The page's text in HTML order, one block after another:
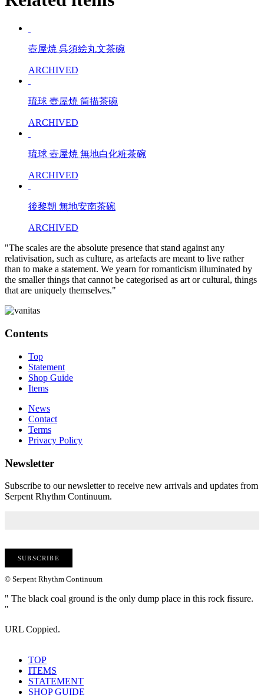
壺屋焼 呉須絵丸文茶碗
ARCHIVED
琉球 壺屋焼 筒描茶碗
ARCHIVED
琉球 壺屋焼 無地白化粧茶碗
ARCHIVED
後黎朝 無地安南茶碗
ARCHIVED
"The scales are the absolute presence that stand against any
relativisation, such as culture, as artefacts are meant to live rather
than to make a statement. We yearn for romanticism illuminated by
the smaller things that cannot be categorised as art or cultural, things
that are uniquely themselves."
Contents
Top
Statement
Shop Guide
Items
News
Contact
Terms
Privacy Policy
Newsletter
Subscribe to our newsletter to receive new arrivals and updates from
Serpent Rhythm Continuum.
© Serpent Rhythm Continuum
" The black coal ground is the only dump place in this rock fissure.
"
URL Coppied.
TOP
ITEMS
STATEMENT
SHOP GUIDE